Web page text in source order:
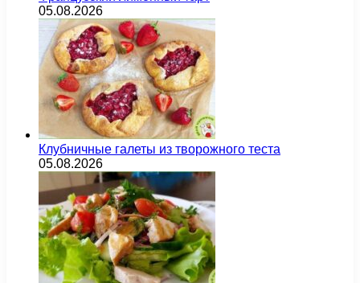
05.08.2026
Клубничные галеты из творожного теста
05.08.2026